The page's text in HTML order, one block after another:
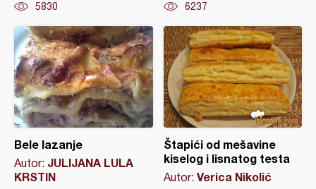
5830 6237
Bele lazanje
Autor: JULIJANA LULA
KRSTIN
Štapići od mešavine
kiselog i lisnatog testa
Autor: Verica Nikolić